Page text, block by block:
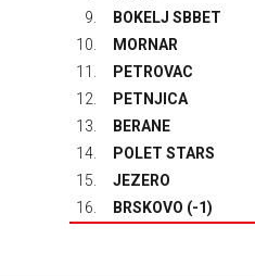
9.
BOKELJ SBBET
10.
MORNAR
11.
PETROVAC
12.
PETNJICA
13.
BERANE
14.
POLET STARS
15.
JEZERO
16.
BRSKOVO (-1)